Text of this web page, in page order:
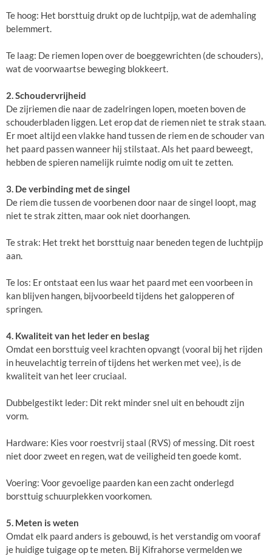
Te hoog: Het borsttuig drukt op de luchtpijp, wat de ademhaling
belemmert.
Te laag: De riemen lopen over de boeggewrichten (de schouders),
wat de voorwaartse beweging blokkeert.
2. Schoudervrijheid
De zijriemen die naar de zadelringen lopen, moeten boven de
schouderbladen liggen. Let erop dat de riemen niet te strak staan.
Er moet altijd een vlakke hand tussen de riem en de schouder van
het paard passen wanneer hij stilstaat. Als het paard beweegt,
hebben de spieren namelijk ruimte nodig om uit te zetten.
3. De verbinding met de singel
De riem die tussen de voorbenen door naar de singel loopt, mag
niet te strak zitten, maar ook niet doorhangen.
Te strak: Het trekt het borsttuig naar beneden tegen de luchtpijp
aan.
Te los: Er ontstaat een lus waar het paard met een voorbeen in
kan blijven hangen, bijvoorbeeld tijdens het galopperen of
springen.
4. Kwaliteit van het leder en beslag
Omdat een borsttuig veel krachten opvangt (vooral bij het rijden
in heuvelachtig terrein of tijdens het werken met vee), is de
kwaliteit van het leer cruciaal.
Dubbelgestikt leder: Dit rekt minder snel uit en behoudt zijn
vorm.
Hardware: Kies voor roestvrij staal (RVS) of messing. Dit roest
niet door zweet en regen, wat de veiligheid ten goede komt.
Voering: Voor gevoelige paarden kan een zacht onderlegd
borsttuig schuurplekken voorkomen.
5. Meten is weten
Omdat elk paard anders is gebouwd, is het verstandig om vooraf
je huidige tuigage op te meten. Bij Kifrahorse vermelden we